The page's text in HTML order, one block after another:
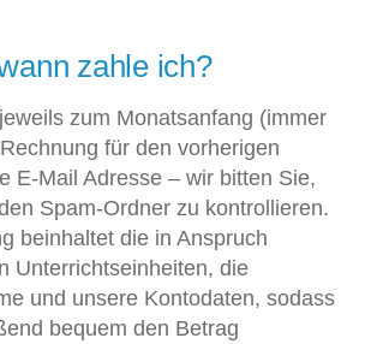
zahle ich?
zum Monatsanfang (immer
für den vorherigen
E-Mail Adresse – wir bitten Sie,
Spam-Ordner zu kontrollieren.
beinhaltet die in Anspruch
Unterrichtseinheiten, die
und unsere Kontodaten, sodass
bequem den Betrag